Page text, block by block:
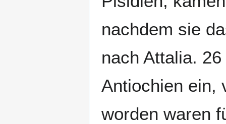
nachdem sie
nach Attalia.
Antiochien ein,
worden waren